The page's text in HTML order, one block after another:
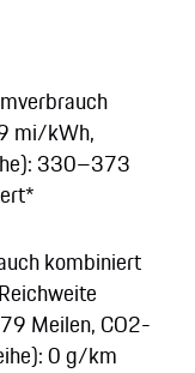
mi/kWh,
330–373
kombiniert
Meilen, CO2-
0 g/km